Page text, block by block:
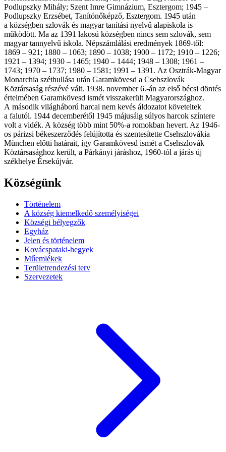
Podlupszky Mihály; Szent Imre Gimnázium, Esztergom; 1945 –
Podlupszky Erzsébet, Tanítónőképző, Esztergom. 1945 után
a községben szlovák és magyar tanítási nyelvű alapiskola is
működött. Ma az 1391 lakosú községben nincs sem szlovák, sem
magyar tannyelvű iskola. Népszámlálási eredmények 1869-től:
1869 – 921; 1880 – 1063; 1890 – 1038; 1900 – 1172; 1910 – 1226;
1921 – 1394; 1930 – 1465; 1940 – 1444; 1948 – 1308; 1961 –
1743; 1970 – 1737; 1980 – 1581; 1991 – 1391. Az Osztrák-Magyar
Monarchia széthullása után Garamkövesd a Csehszlovák
Köztársaság részévé vált. 1938. november 6.-án az első bécsi döntés
értelmében Garamkövesd ismét visszakerült Magyarországhoz.
A második világháború harcai nem kevés áldozatot követeltek
a falutól. 1944 decemberétől 1945 májusáig súlyos harcok színtere
volt a vidék. A község több mint 50%-a romokban hevert. Az 1946-
os párizsi békeszerződés felújította és szentesítette Csehszlovákia
München előtti határait, így Garamkövesd ismét a Csehszlovák
Köztársasághoz került, a Párkányi járáshoz, 1960-tól a járás új
székhelye Érsekújvár.
Községünk
Történelem
A község kiemelkedő személyiségei
Községi bélyegzők
Egyház
Jelen és történelem
Kovácspataki-hegyek
Műemlékek
Területrendezési terv
Szervezetek